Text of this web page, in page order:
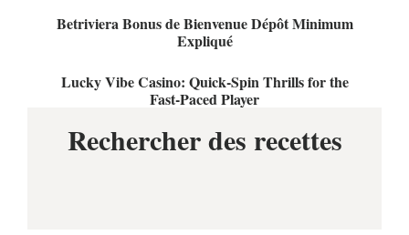
Betriviera Bonus de Bienvenue Dépôt Minimum
Expliqué
Lucky Vibe Casino: Quick‑Spin Thrills for the
Fast‑Paced Player
Rechercher des recettes